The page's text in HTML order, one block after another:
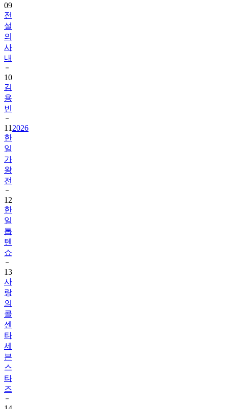
09
전
설
의
사
내
10
김
용
빈
11 2026
한
일
가
왕
전
12
한
일
톱
텐
쇼
13
사
랑
의
콜
센
타
세
븐
스
타
즈